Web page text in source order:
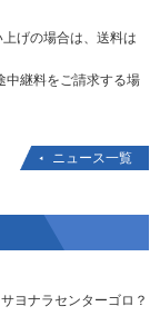
げの場合は、送料は
継料をご請求する場
ニュース一覧
ヨナラセンターゴロ？